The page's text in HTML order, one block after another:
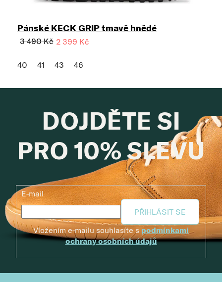
Pánské KECK GRIP tmavě hnědé
3 490 Kč 2 399 Kč
40 41 43 46
DOJDĚTE SI
PRO 10% SLEVU
E-mail
PŘIHLÁSIT SE
Vložením e-mailu souhlasíte s podmínkami
ochrany osobních údajů